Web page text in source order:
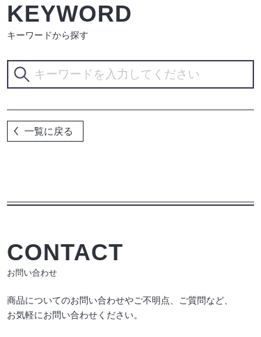
KEYWORD
キーワードから探す
一覧に戻る
CONTACT
お問い合わせ
商品についてのお問い合わせやご不明点、ご質問など、
お気軽にお問い合わせください。